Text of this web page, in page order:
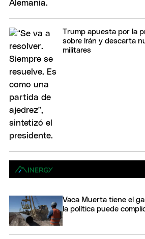
Trump apuesta por la
sobre Irán y descarta
militares
Vaca Muerta tiene el
la política puede